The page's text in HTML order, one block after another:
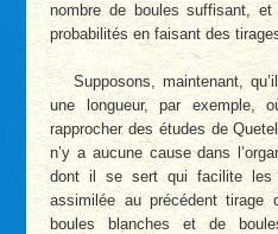
nombre de boules suffisant, et
probabilités en faisant des
Supposons, maintenant,
une longueur, par exemple,
rapprocher des études de
n’y a aucune cause dans
dont il se sert qui facilite les
assimilée au précédent tirage
boules blanches et de